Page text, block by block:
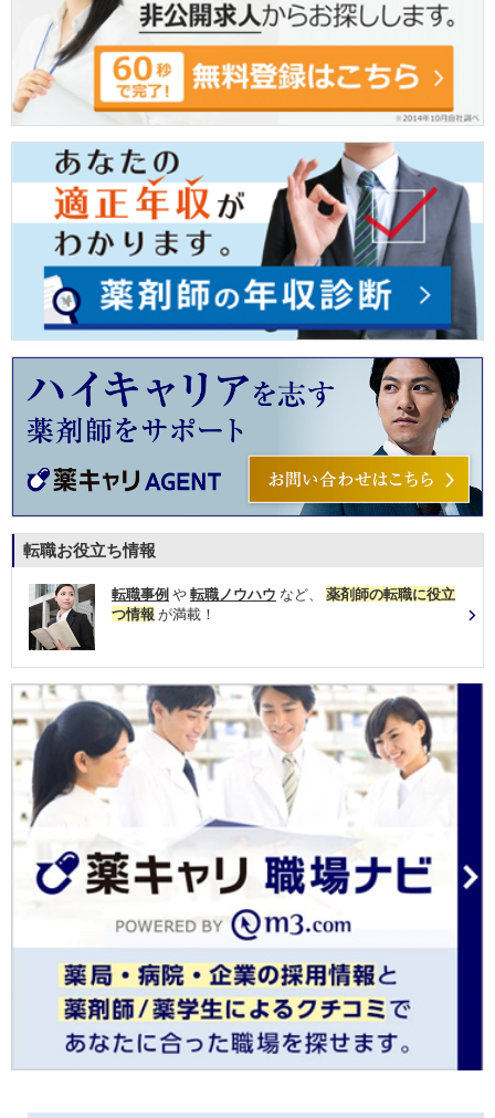
転職お役立ち情報
転職事例 や 転職ノウハウ など、 薬剤師の転職に役立
つ情報 が満載！